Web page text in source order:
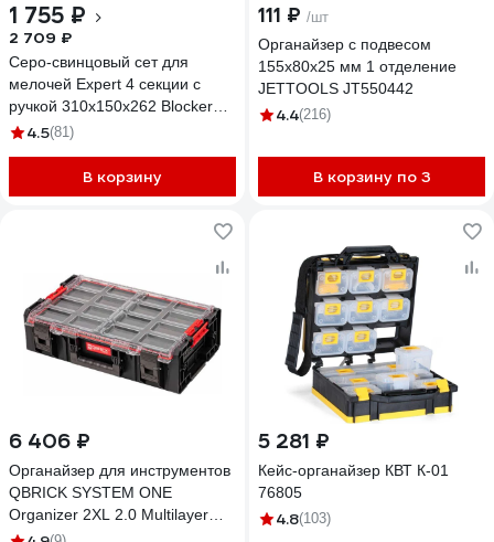
1 755 ₽
2 709 ₽
Серо-свинцовый сет для
мелочей Expert 4 секции с
ручкой 310х150х262 Blocker
32522
4.5(81)
В корзину
111 ₽ /шт
Органайзер с подвесом
155x80x25 мм 1 отделение
JETTOOLS JT550442
4.4(216)
В корзину по 3
6 406 ₽
Органайзер для инструментов
QBRICK SYSTEM ONE
Organizer 2XL 2.0 Multilayer
Foam Inserts с пенопластовой
5 281 ₽
Кейс-органайзер КВТ К-01
76805
4.8(103)